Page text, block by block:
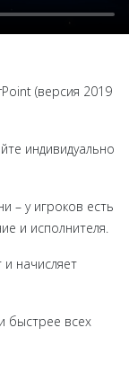
(версия 2019
индивидуально
– у игроков есть
и исполнителя.
начисляет
быстрее всех